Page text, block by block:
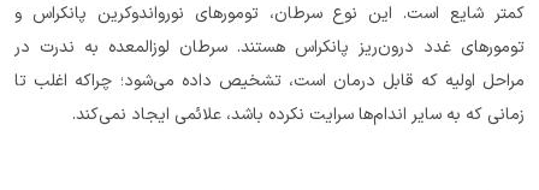
کمتر شایع است. این نوع سرطان، تومورهای نورواندوکرین پانکراس و
تومورهای غدد درون‌ریز پانکراس هستند. سرطان لوزالمعده به ندرت در
مراحل اولیه که قابل درمان است، تشخیص داده می‌شود؛ چراکه اغلب تا
زمانی که به سایر اندام‌ها سرایت نکرده باشد، علائمی ایجاد نمی‌کند.